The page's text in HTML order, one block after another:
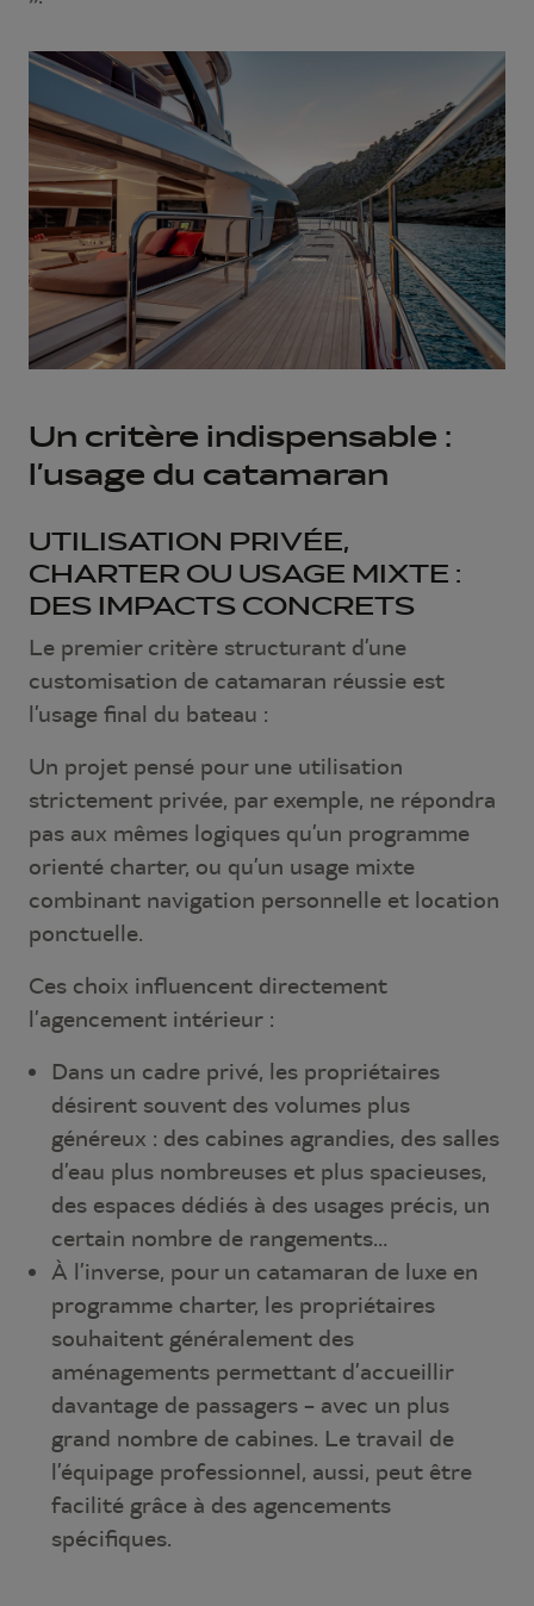
Un critère indispensable :
l’usage du catamaran
UTILISATION PRIVÉE,
CHARTER OU USAGE MIXTE :
DES IMPACTS CONCRETS
Le premier critère structurant d’une
customisation de catamaran réussie est
l’usage final du bateau :
Un projet pensé pour une utilisation
strictement privée, par exemple, ne répondra
pas aux mêmes logiques qu’un programme
orienté charter, ou qu’un usage mixte
combinant navigation personnelle et location
ponctuelle.
Ces choix influencent directement
l’agencement intérieur :
Dans un cadre privé, les propriétaires
désirent souvent des volumes plus
généreux : des cabines agrandies, des salles
d’eau plus nombreuses et plus spacieuses,
des espaces dédiés à des usages précis, un
certain nombre de rangements…
À l’inverse, pour un catamaran de luxe en
programme charter, les propriétaires
souhaitent généralement des
aménagements permettant d’accueillir
davantage de passagers – avec un plus
grand nombre de cabines. Le travail de
l’équipage professionnel, aussi, peut être
facilité grâce à des agencements
spécifiques.